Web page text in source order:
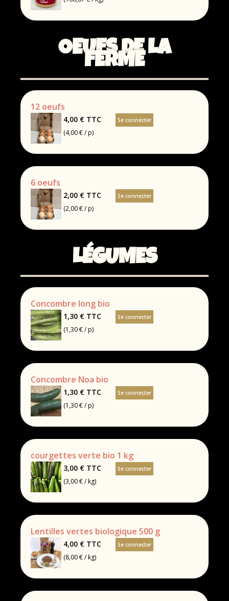
OEUFS DE LA
FERME
12 oeufs
4,00 € TTC
(4,00 € / p)
Se connecter
6 oeufs
2,00 € TTC
(2,00 € / p)
Se connecter
LÉGUMES
Concombre long bio
1,30 € TTC
(1,30 € / p)
Se connecter
Concombre Noa bio
1,30 € TTC
(1,30 € / p)
Se connecter
courgettes verte bio 1 kg
3,00 € TTC
(3,00 € / kg)
Se connecter
Lentilles vertes biologique 500 g
4,00 € TTC
(8,00 € / kg)
Se connecter